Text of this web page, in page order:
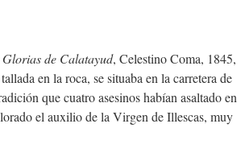
Glorias de Calatayud, Celestino Coma, 1845,
en la roca, se situaba en la carretera de
que cuatro asesinos habían asaltado en
el auxilio de la Virgen de Illescas, muy